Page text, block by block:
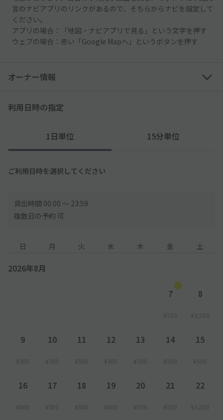
言のナビアプリのリンクがあるので、そちらからナビを設定して
ください。
アプリの場合：「地図・ナビアプリで見る」という文字を押す
ウェブの場合：赤い「Google Mapへ」というボタンを押す
オーナー情報
利用日時の指定
1日単位 15分単位
ご利用日時を選択してください
貸出時間 00:00 〜 23:59
複数日の予約 可
日 月 火 水 木 金 土
2026年8月
7
¥500
8
¥3,500
9
¥500
10
¥500
11
¥500
12
¥500
13
¥500
14
¥500
15
¥500
16
¥500
17
¥500
18
¥500
19
¥500
20
¥500
21
¥500
22
¥3,800